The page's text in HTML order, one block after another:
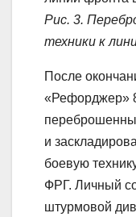
Рис. 3.
техники к
После
«Рефорджер»
и
боевую
ФРГ. Личный
штурмовой